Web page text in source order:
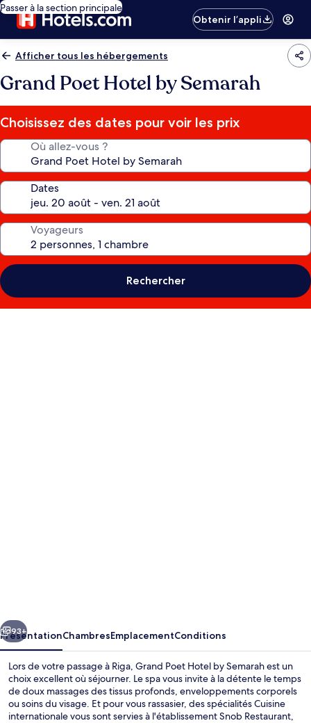
Passer à la section principale
Obtenir l’appli
Afficher tous les hébergements
Grand Poet Hotel by Semarah
Choisissez des dates pour voir les prix
Où allez-vous ?
Dates
Voyageurs
Rechercher
Semarah
Suivant
93+
PrésentationChambresEmplacementConditions
Lors de votre passage à Riga, Grand Poet Hotel by Semarah est un
choix excellent où séjourner. Le spa vous invite à la détente le temps
de doux massages des tissus profonds, enveloppements corporels
ou soins du visage. Et pour vous rassasier, des spécialités Cuisine
internationale vous sont servies à l'établissement Snob Restaurant,